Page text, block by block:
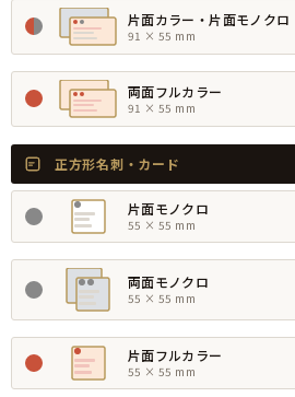
片面カラー・片面モノクロ
91 × 55 mm
両面フルカラー
91 × 55 mm
正方形名刺・カード
片面モノクロ
55 × 55 mm
両面モノクロ
55 × 55 mm
片面フルカラー
55 × 55 mm